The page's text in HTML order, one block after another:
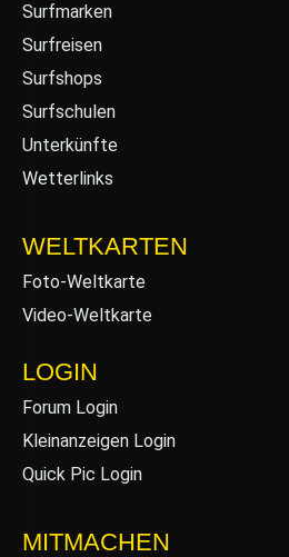
Surfmarken
Surfreisen
Surfshops
Surfschulen
Unterkünfte
Wetterlinks
WELTKARTEN
Foto-Weltkarte
Video-Weltkarte
LOGIN
Forum Login
Kleinanzeigen Login
Quick Pic Login
MITMACHEN